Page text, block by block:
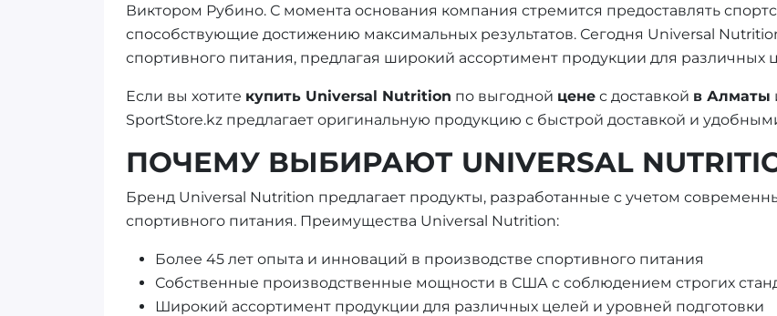
Виктором Рубино. С момента основания компания стремится предоставлять
способствующие достижению максимальных результатов. Сегодня Universal
спортивного питания, предлагая широкий ассортимент продукции для различных
Если вы хотите купить Universal Nutrition по выгодной ценес доставкой в Алматы
SportStore.kz предлагает оригинальную продукцию с быстрой доставкой и
ПОЧЕМУ ВЫБИРАЮТ UNIVERSAL
Бренд Universal Nutrition предлагает продукты, разработанные с учетом
спортивного питания. Преимущества Universal Nutrition:
Более 45 лет опыта и инноваций в производстве спортивного питания
Собственные производственные мощности в США с соблюдением строгих
Широкий ассортимент продукции для различных целей и уровней подготовки